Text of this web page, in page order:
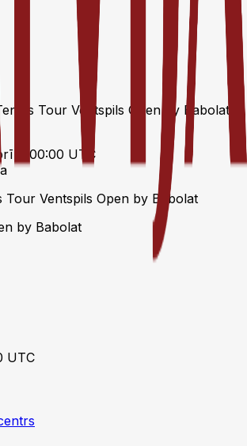
Tour Ventspils Open by Babolat
00:00 UTC
Tour Ventspils Open by Babolat
by Babolat
UTC